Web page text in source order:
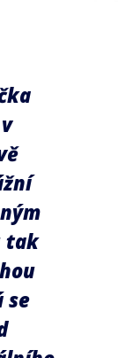
tak
se